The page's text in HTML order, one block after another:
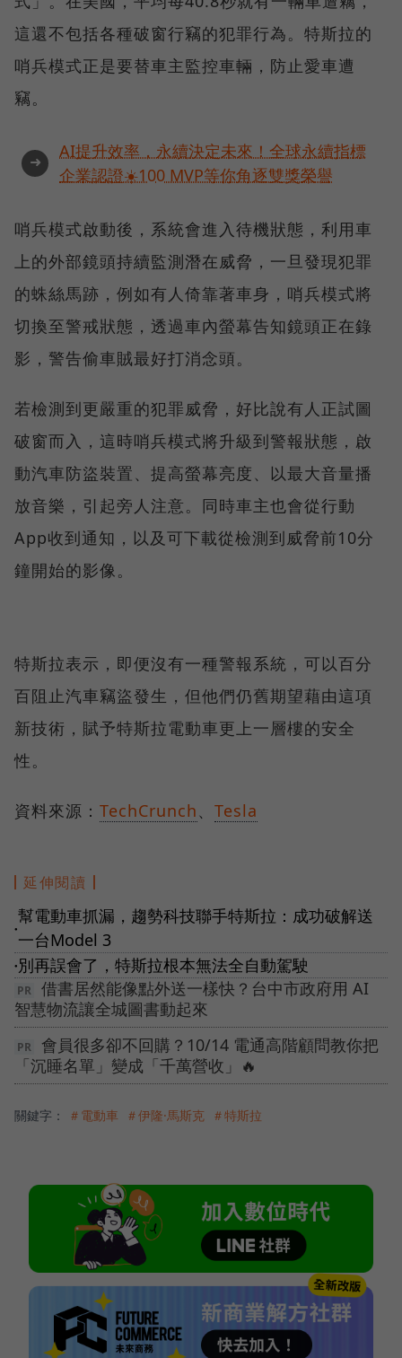
這還不包括各種破窗行竊的犯罪行為。特斯拉的
哨兵模式正是要替車主監控車輛，防止愛車遭
竊。
➜
AI提升效率，永續決定未來！全球永續指標
企業認證☀️100 MVP等你角逐雙獎榮譽
哨兵模式啟動後，系統會進入待機狀態，利用車
上的外部鏡頭持續監測潛在威脅，一旦發現犯罪
的蛛絲馬跡，例如有人倚靠著車身，哨兵模式將
切換至警戒狀態，透過車內螢幕告知鏡頭正在錄
影，警告偷車賊最好打消念頭。
若檢測到更嚴重的犯罪威脅，好比說有人正試圖
破窗而入，這時哨兵模式將升級到警報狀態，啟
動汽車防盜裝置、提高螢幕亮度、以最大音量播
放音樂，引起旁人注意。同時車主也會從行動
App收到通知，以及可下載從檢測到威脅前10分
鐘開始的影像。
特斯拉表示，即便沒有一種警報系統，可以百分
百阻止汽車竊盜發生，但他們仍舊期望藉由這項
新技術，賦予特斯拉電動車更上一層樓的安全
性。
資料來源： TechCrunch、 Tesla
延伸閱讀
●
幫電動車抓漏，趨勢科技聯手特斯拉：成功破解送
一台Model 3
● 別再誤會了，特斯拉根本無法全自動駕駛
借書居然能像點外送一樣快？台中市政府用 AI
智慧物流讓全城圖書動起來
會員很多卻不回購？10/14 電通高階顧問教你把
「沉睡名單」變成「千萬營收」🔥
關鍵字： ＃電動車 ＃伊隆·馬斯克 ＃特斯拉